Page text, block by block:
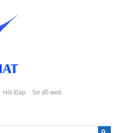
Hỏi Đáp
Sơ đồ web